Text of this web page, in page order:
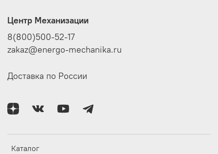
Каталог
Центр Механизации
8(800)500-52-17
zakaz@energo-mechanika.ru
Доставка по России